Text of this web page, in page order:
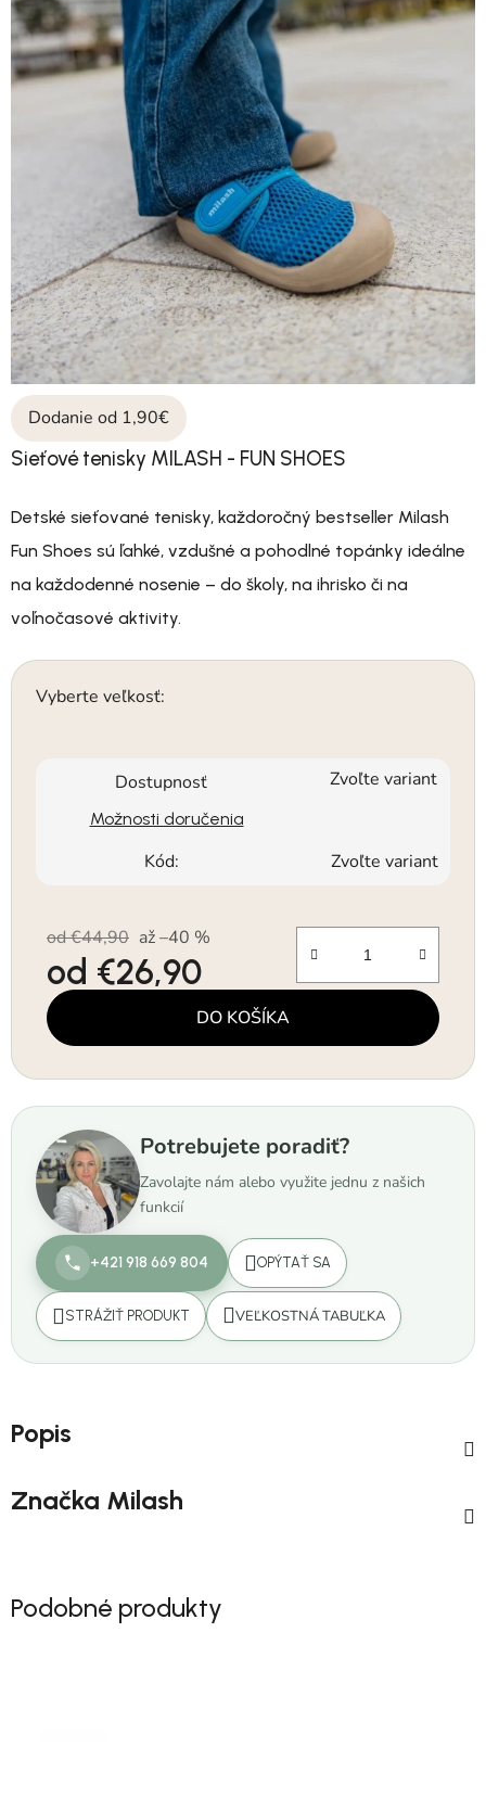
Dodanie od 1,90€
Sieťové tenisky MILASH - FUN SHOES
Detské sieťované tenisky, každoročný bestseller Milash
Fun Shoes sú ľahké, vzdušné a pohodlné topánky ideálne
na každodenné nosenie – do školy, na ihrisko či na
voľnočasové aktivity.
Vyberte veľkosť:
Dostupnosť Zvoľte variant
Možnosti doručenia
Kód: Zvoľte variant
od €44,90 až –40 %
od €26,90
Jednotková cena: DO KOŠÍKA
Potrebujete poradiť?
Zavolajte nám alebo využite jednu z našich
funkcií
+421 918 669 804 OPÝTAŤ SA
STRÁŽIŤ PRODUKT VEĽKOSTNÁ TABUĽKA
Popis
Značka Milash
Podobné produkty